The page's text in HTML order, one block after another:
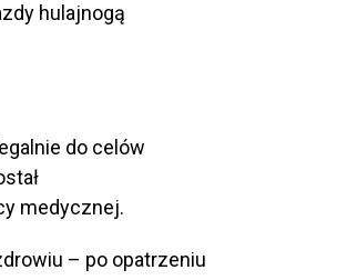
hulajnogą
do celów
medycznej.
– po opatrzeniu